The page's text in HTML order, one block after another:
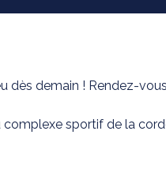
dès demain ! Rendez-
complexe sportif de la